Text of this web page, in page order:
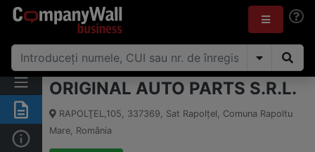
Rezumat
Informații de bază
ORIGINAL AUTO PARTS S.R.L.
RAPOLŢEL,105, 337369, Sat Rapolţel, Comuna Rapoltu
Mare, România